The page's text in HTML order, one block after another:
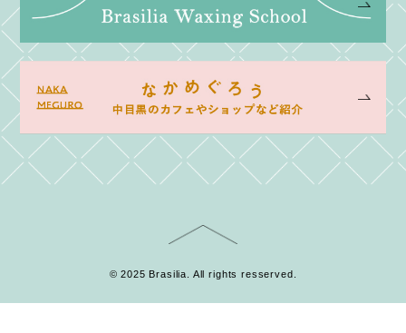
© 2025 Brasilia. All rights resserved.